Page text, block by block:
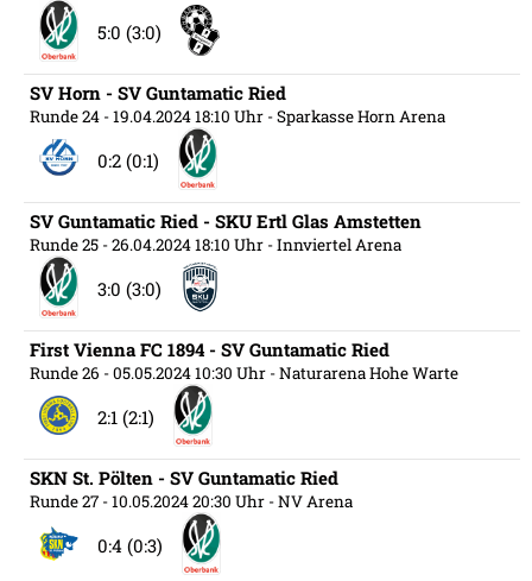
5:0 (3:0)
SV Horn - SV Guntamatic Ried
Runde 24 - 19.04.2024 18:10 Uhr - Sparkasse Horn Arena
0:2 (0:1)
SV Guntamatic Ried - SKU Ertl Glas Amstetten
Runde 25 - 26.04.2024 18:10 Uhr - Innviertel Arena
3:0 (3:0)
First Vienna FC 1894 - SV Guntamatic Ried
Runde 26 - 05.05.2024 10:30 Uhr - Naturarena Hohe Warte
2:1 (2:1)
SKN St. Pölten - SV Guntamatic Ried
Runde 27 - 10.05.2024 20:30 Uhr - NV Arena
0:4 (0:3)